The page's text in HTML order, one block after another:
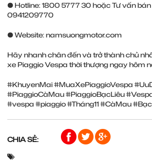
● Hotline: 1800 5777 30 hoặc Tư vấn
0941209770
● Website:namsuongmotor.com
Hãy nhanh chân đến và trở thành chủ
xe Piaggio Vespa thời thượng ngay hôm
#KhuyenMai#MuaXePiaggioVespa
#PiaggioCàMau#PiaggioBạcLiêu
#vespa #piaggio#Tháng11#CàMau
CHIA SẺ: